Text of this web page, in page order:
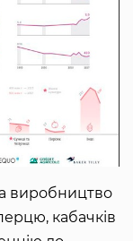
виробництво
кабачків